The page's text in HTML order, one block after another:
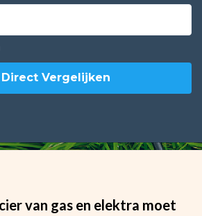
Direct Vergelijken
van gas en elektra moet